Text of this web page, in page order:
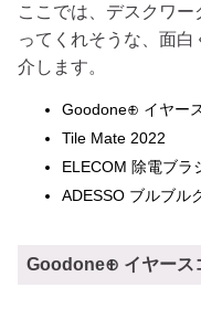
ここでは、デスクワ
ってくれそうな、面
介します。
Goodone⊕ イヤー
Tile Mate 2022
ELECOM 除電ブラ
ADESSO ブルブル
Goodone⊕ イヤース